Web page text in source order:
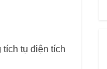
tụ điện tích